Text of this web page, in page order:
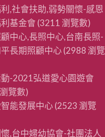
,社會扶助,弱勢關懷-感恩
基金會 (3211 瀏覽數)
中心,長照中心,台南長照-
長期照顧中心(2988 瀏覽
-2021弘道愛心園遊會
覽數)
能發展中心(2523 瀏覽
,台中婦幼協會-社團法人